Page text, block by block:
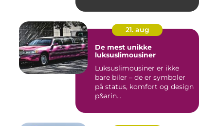
21. aug
De mest unikke
luksuslimousiner
Luksuslimousiner er ikke
bare biler – de er symboler
på status, komfort og design
p&arin...